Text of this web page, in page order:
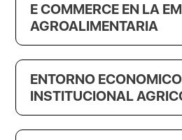
E COMMERCE EN LA
AGROALIMENTARIA
ENTORNO
INSTITUCIONAL